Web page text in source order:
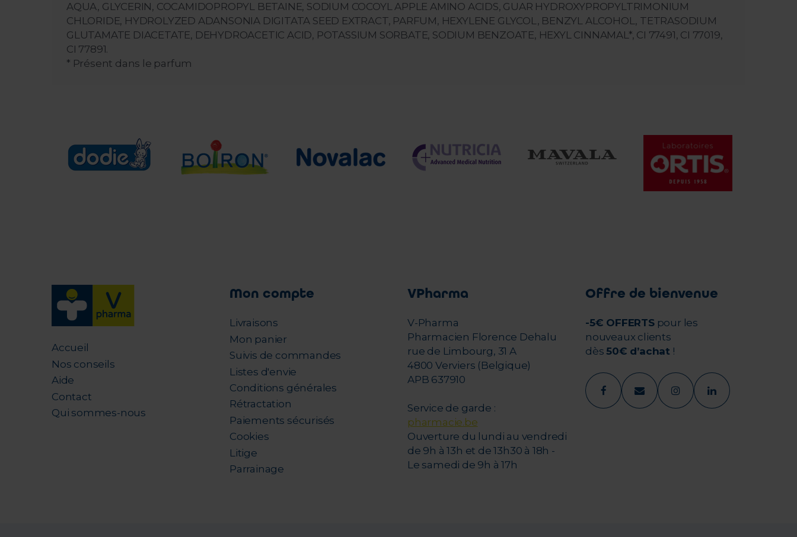
AQUA, GLYCERIN, COCAMIDOPROPYL BETAINE, SODIUM COCOYL APPLE AMINO ACIDS, GUAR HYDROXYPROPYLTRIMONIUM
CHLORIDE, HYDROLYZED ADANSONIA DIGITATA SEED EXTRACT, PARFUM, HEXYLENE GLYCOL, BENZYL ALCOHOL, TETRASODIUM
GLUTAMATE DIACETATE, DEHYDROACETIC ACID, POTASSIUM SORBATE, SODIUM BENZOATE, HEXYL CINNAMAL*, CI 77491, CI 77019,
CI 77891.
* Présent dans le parfum
Accueil
Nos conseils
Aide
Contact
Qui sommes-nous
Mon compte
Livraisons
Mon panier
Suivis de commandes
Listes d'envie
Conditions générales
Rétractation
Paiements sécurisés
Cookies
Litige
Parrainage
VPharma
V-Pharma
Pharmacien Florence Dehalu
rue de Limbourg, 31 A
4800 Verviers (Belgique)
APB 637910
Service de garde :
pharmacie.be
Ouverture du lundi au vendredi
de 9h à 13h et de 13h30 à 18h -
Le samedi de 9h à 17h
Offre de bienvenue
-5€ OFFERTSpour les
nouveaux clients
dès50€ d’achat !